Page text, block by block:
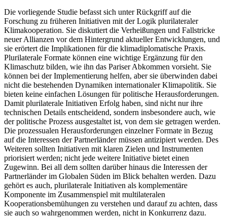
Die vorliegende Studie befasst sich unter Rückgriff auf die
Forschung zu früheren Initiativen mit der Logik plurilateraler
Klimakooperation. Sie diskutiert die Verheißungen und Fallstricke
neuer Allianzen vor dem Hintergrund aktueller Entwicklungen, und
sie erörtert die Implikationen für die klimadiplomatische Praxis.
Plurilaterale Formate können eine wichtige Ergänzung für den
Klimaschutz bilden, wie ihn das Pariser Abkommen vorsieht. Sie
können bei der Implementierung helfen, aber sie überwinden dabei
nicht die bestehenden Dynamiken internationaler Klimapolitik. Sie
bieten keine einfachen Lösungen für politische Herausforderungen.
Damit plurilaterale Initiativen Erfolg haben, sind nicht nur ihre
technischen Details entscheidend, sondern insbesondere auch, wie
der politische Prozess ausgestaltet ist, von dem sie getragen werden.
Die prozessualen Herausforderungen einzelner Formate in Bezug
auf die Interessen der Partnerländer müssen antizipiert werden. Des
Weiteren sollten Initiativen mit klaren Zielen und Instrumenten
priorisiert werden; nicht jede weitere Initiative bietet einen
Zugewinn. Bei all dem sollten darüber hinaus die Interessen der
Partnerländer im Globalen Süden im Blick behalten werden. Dazu
gehört es auch, plurilaterale Initiativen als komplementäre
Komponente im Zusammenspiel mit multilateralen
Kooperationsbemühungen zu verstehen und darauf zu achten, dass
sie auch so wahrgenommen werden, nicht in Konkurrenz dazu.